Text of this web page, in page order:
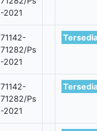
-2021
71142-
71282/Ps
-2021
71142-
71282/Ps
-2021